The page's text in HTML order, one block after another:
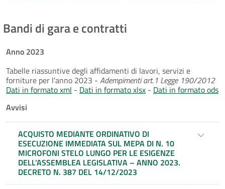
Bandi di gara e contratti
Anno 2023
Tabelle riassuntive degli affidamenti di lavori, servizi e
forniture per l'anno 2023 - Adempimenti art.1 Legge 190/2012
Dati in formato xml - Dati in formato xlsx - Dati in formato ods
Avvisi
ACQUISTO MEDIANTE ORDINATIVO DI
ESECUZIONE IMMEDIATA SUL MEPA DI N. 10
MICROFONI STELO LUNGO PER LE ESIGENZE
DELL’ASSEMBLEA LEGISLATIVA – ANNO 2023.
DECRETO N. 387 DEL 14/12/2023